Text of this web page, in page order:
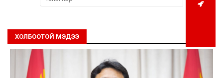
ХОЛБООТОЙ МЭДЭЭ